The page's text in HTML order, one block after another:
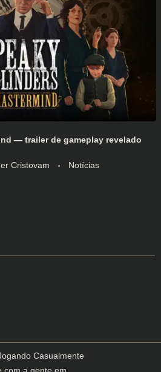
— trailer de gameplay revelado
Cristovam Notícias
Casualmente